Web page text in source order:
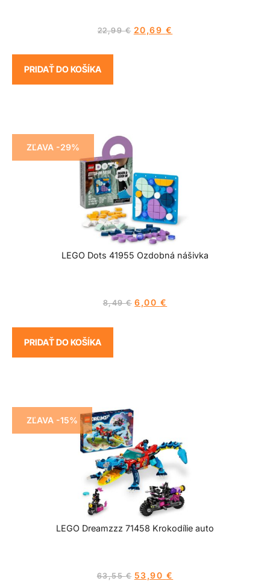
22,99€ 20,69 €
PRIDAŤ DO KOŠÍKA
ZĽAVA -29%
LEGO Dots 41955 Ozdobná nášivka
8,49€ 6,00 €
PRIDAŤ DO KOŠÍKA
ZĽAVA -15%
LEGO Dreamzzz 71458 Krokodílie auto
63,55€ 53,90 €